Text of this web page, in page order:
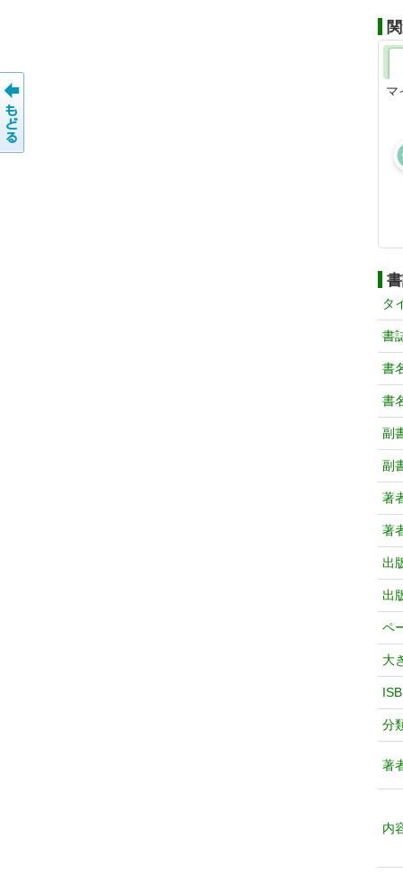
マ
タ
書
書
書
副
副
著
著
出
出
ペ
大
分
著
内